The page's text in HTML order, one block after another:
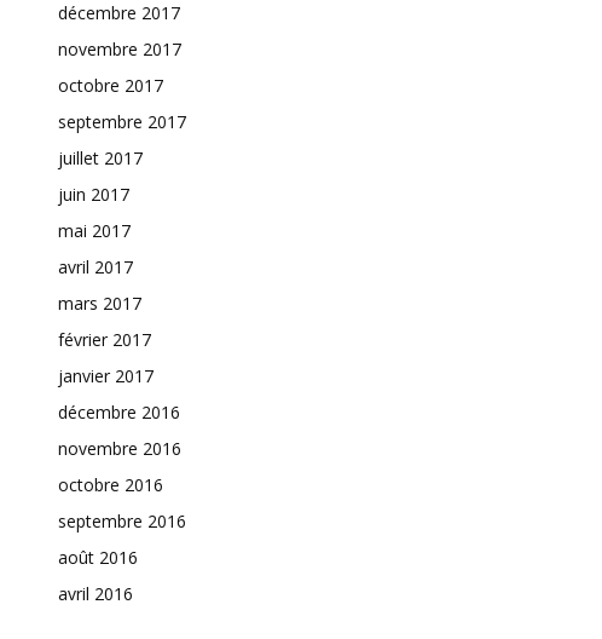
décembre 2017
novembre 2017
octobre 2017
septembre 2017
juillet 2017
juin 2017
mai 2017
avril 2017
mars 2017
février 2017
janvier 2017
décembre 2016
novembre 2016
octobre 2016
septembre 2016
août 2016
avril 2016